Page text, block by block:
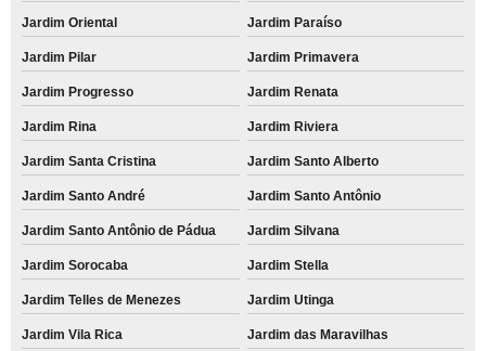
Jardim Oriental Jardim Paraíso
Jardim Pilar Jardim Primavera
Jardim Progresso Jardim Renata
Jardim Rina Jardim Riviera
Jardim Santa Cristina Jardim Santo Alberto
Jardim Santo André Jardim Santo Antônio
Jardim Santo Antônio de Pádua Jardim Silvana
Jardim Sorocaba Jardim Stella
Jardim Telles de Menezes Jardim Utinga
Jardim Vila Rica Jardim das Maravilhas